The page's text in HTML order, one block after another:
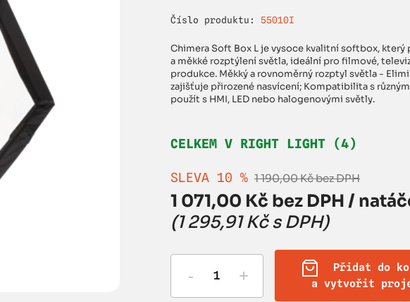
Číslo produktu: 55010I
Chimera Soft Box L je vysoce kvalitní softbox,
a měkké rozptýlení světla, ideální pro filmové,
produkce. Měkký a rovnoměrný rozptyl světla -
zajišťuje přirozené nasvícení; Kompatibilita s
použít s HMI, LED nebo halogenovými světly.
CELKEM V RIGHT LIGHT (4)
SLEVA 10 % 1 190,00 Kč bez DPH
1 071,00 Kč bez DPH /
(1 295,91 Kč s DPH)
- +
Přidat do
a vytvořit